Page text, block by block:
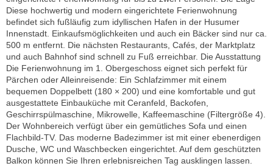
Diese hochwertig und modern eingerichtete Ferienwohnung
befindet sich fußläufig zum idyllischen Hafen in der Husumer
Innenstadt. Einkaufsmöglichkeiten und auch ein Bäcker sind nur ca.
500 m entfernt. Die nächsten Restaurants, Cafés, der Marktplatz
und auch Bahnhof sind schnell zu Fuß erreichbar. Die Ausstattung
Die Ferienwohnung im 1. Obergeschoss eignet sich perfekt für
Pärchen oder Alleinreisende: Ein Schlafzimmer mit einem
bequemen Doppelbett (180 × 200) und eine komfortable und gut
ausgestattete Einbauküche mit Ceranfeld, Backofen,
Geschirrspülmaschine, Mikrowelle, Kaffeemaschine (Filtergröße 4).
Der Wohnbereich verfügt über ein gemütliches Sofa und einen
Flachbild-TV. Das moderne Badezimmer ist mit einer ebenerdigen
Dusche, WC und Waschbecken eingerichtet. Auf dem geschützten
Balkon können Sie Ihren erlebnisreichen Tag ausklingen lassen.